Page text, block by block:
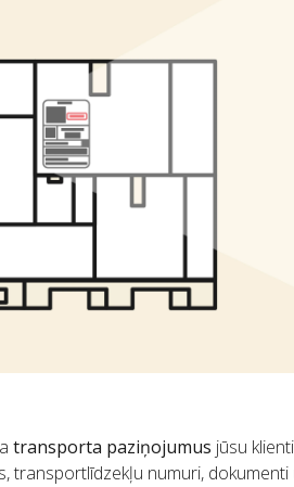
transporta paziņojumus jūsu
transportlīdzekļu numuri, dokumenti